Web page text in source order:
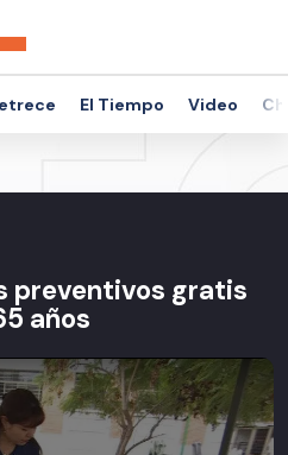
El Tiempo Video
preventivos gratis
años